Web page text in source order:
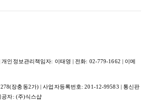
인정보관리책임자: 이태영 | 전화: 02-779-1662 | 이메
장충동2가) | 사업자등록번호:201-12-99583 | 통신판
공자: (주)식스샵